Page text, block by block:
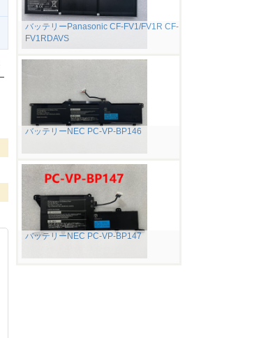
バッテリーPanasonic CF-FV1/FV1R CF-
FV1RDAVS
バッテリーNEC PC-VP-BP146
バッテリーNEC PC-VP-BP147